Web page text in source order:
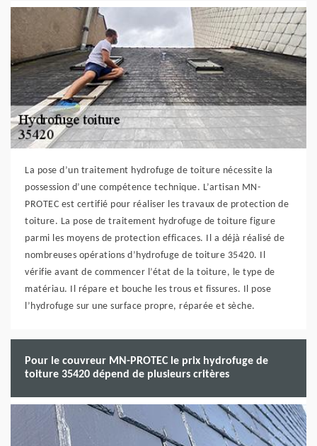
La pose d’un traitement hydrofuge de toiture nécessite la
possession d’une compétence technique. L’artisan MN-
PROTEC est certifié pour réaliser les travaux de protection de
toiture. La pose de traitement hydrofuge de toiture figure
parmi les moyens de protection efficaces. Il a déjà réalisé de
nombreuses opérations d’hydrofuge de toiture 35420. Il
vérifie avant de commencer l’état de la toiture, le type de
matériau. Il répare et bouche les trous et fissures. Il pose
l’hydrofuge sur une surface propre, réparée et sèche.
Pour le couvreur MN-PROTEC le prix hydrofuge de
toiture 35420 dépend de plusieurs critères